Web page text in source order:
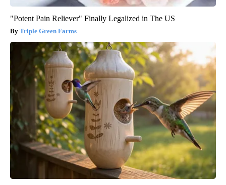
"Potent Pain Reliever" Finally Legalized in The US
Triple Green Farms